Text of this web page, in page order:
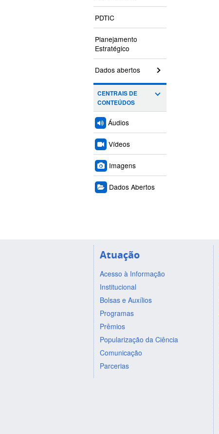
PDTIC
Planejamento
Estratégico
Dados abertos
CENTRAIS DE
CONTEÚDOS
Áudios
Vídeos
Imagens
Dados Abertos
Atuação
Acesso à Informação
Institucional
Bolsas e Auxílios
Programas
Prêmios
Popularização da Ciência
Comunicação
Parcerias